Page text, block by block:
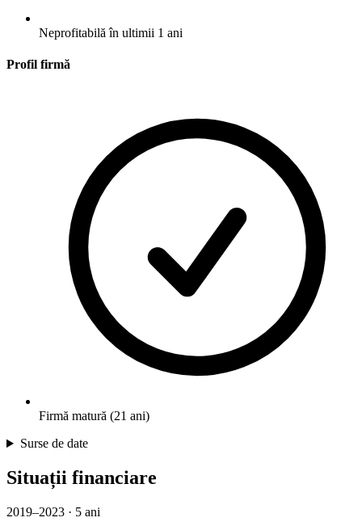
Neprofitabilă în ultimii 1 ani
Profil firmă
Firmă matură (21 ani)
Surse de date
Situații financiare
2019–2023 · 5 ani